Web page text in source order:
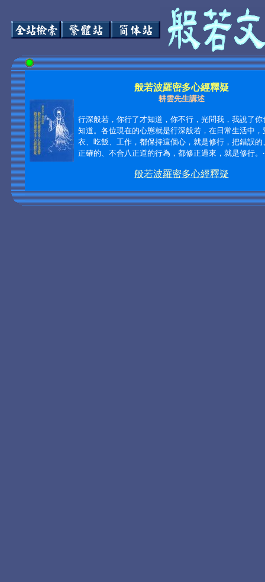
般若波羅密多心經釋疑
耕雲先生講述
行深般若，你行了才知道，你不行，光問我，我說了你
知道。各位現在的心態就是行深般若，在日常生活中，
衣、吃飯、工作，都保持這個心，就是修行，把錯誤的
正確的、不合八正道的行為，都修正過來，就是修行。
般若波羅密多心經釋疑